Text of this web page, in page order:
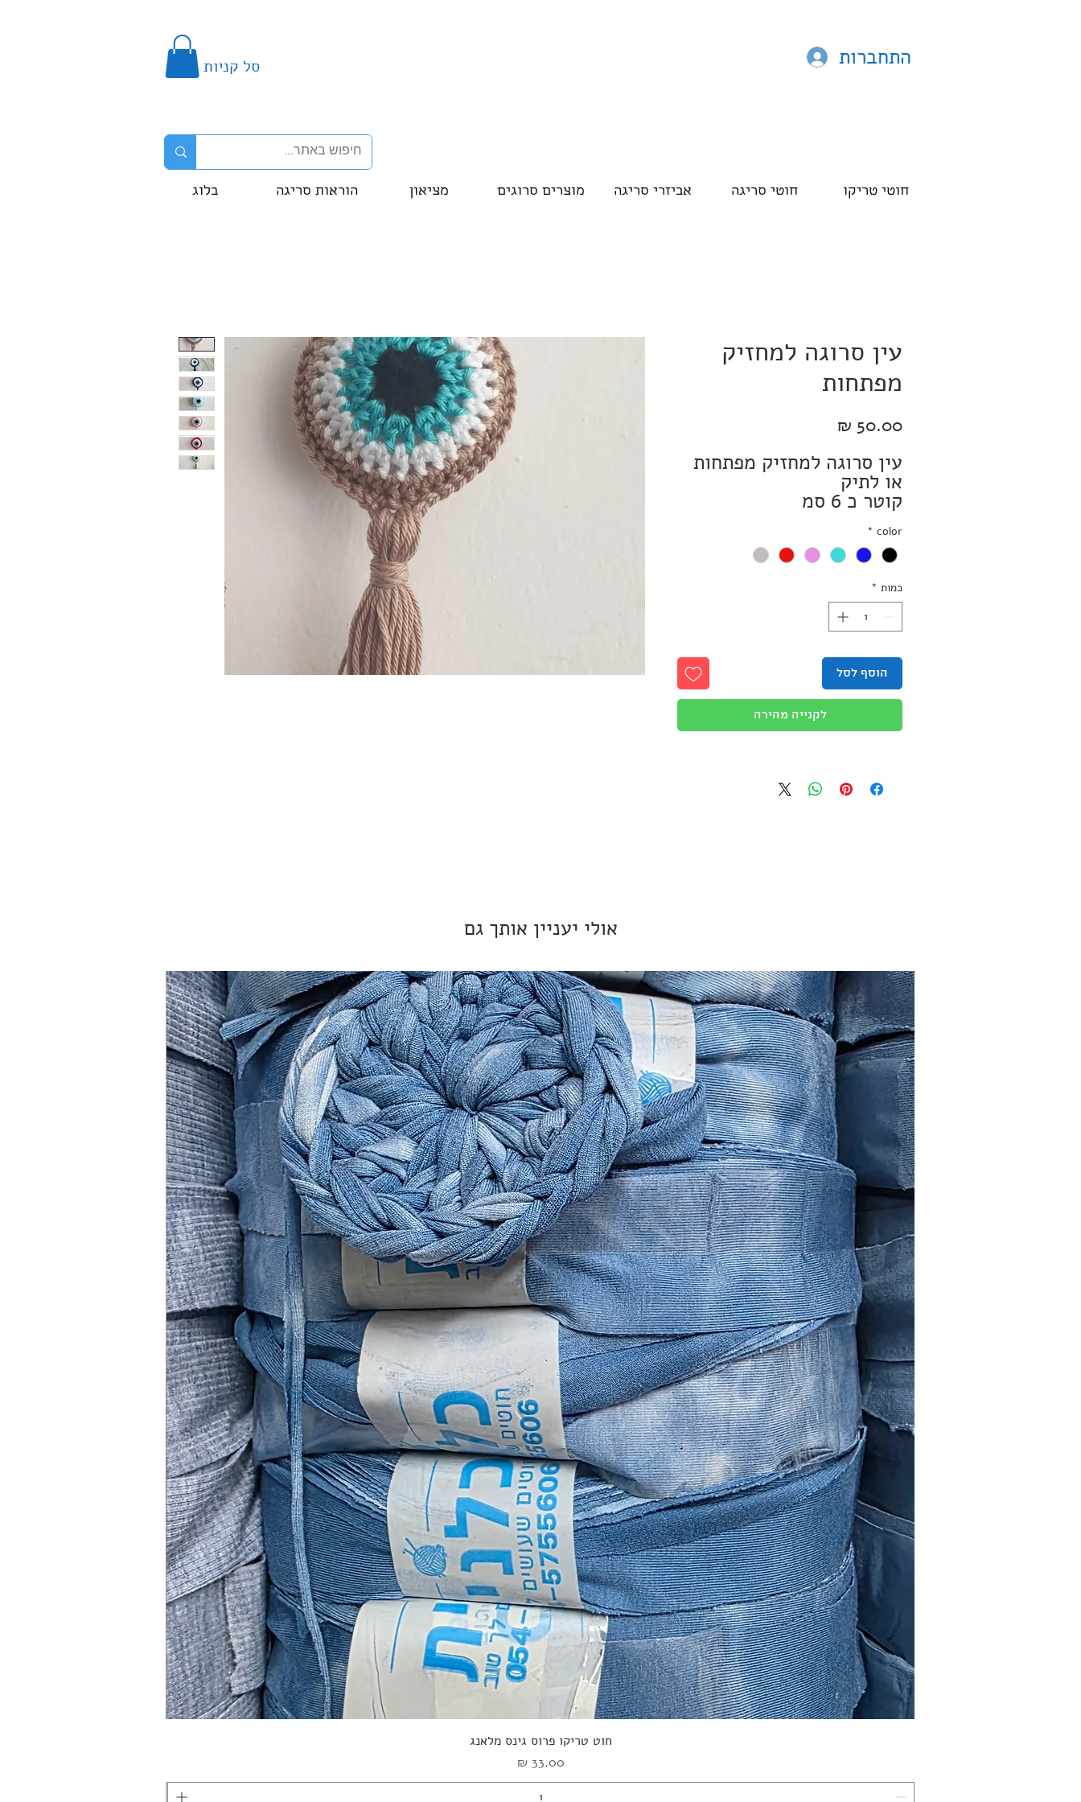
סל קניות התחברות
חוטי טריקו חוטי סריגה אביזרי סריגה מוצרים סרוגים מציאון הוראות סריגה בלוג
עין סרוגה למחזיק
מפתחות
עין סרוגה למחזיק מפתחות
או לתיק
קוטר כ 6 סמ
ניתן להזמין במבחר צבעיםcolor
*
כמות *
הוסף לסל
לקנייה מהירה
אולי יעניין אותך גם
תצוגה מהירה
חוט טריקו פרוס גינס מלאנג
מחיר